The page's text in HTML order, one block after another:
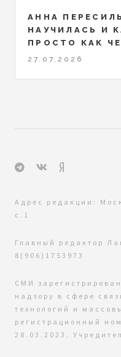
АННА
НАУЧИЛАСЬ И
ПРОСТО КАК
27.07.2026
Адрес редакции:
с.1
Главный редактор
8(906)1753973
СМИ
надзору в сфере
технологий и
регистрационный
28.03.2023.